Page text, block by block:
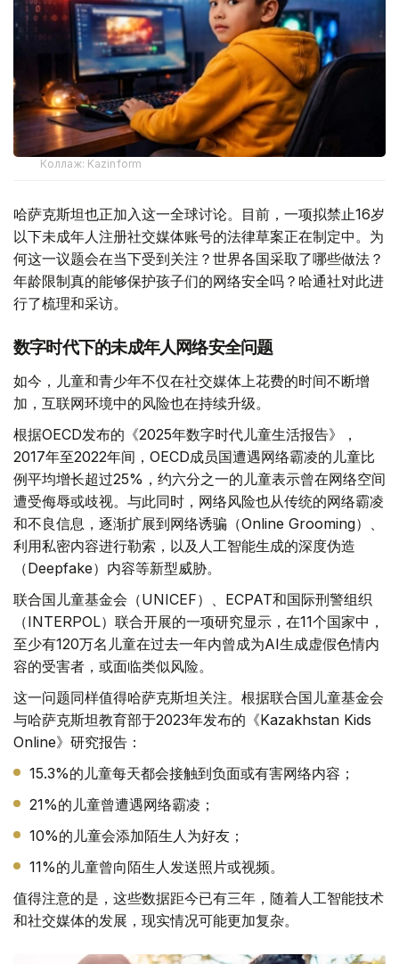
Коллаж: Kazinform
哈萨克斯坦也正加入这一全球讨论。目前，一项拟禁止16岁
以下未成年人注册社交媒体账号的法律草案正在制定中。为
何这一议题会在当下受到关注？世界各国采取了哪些做法？
年龄限制真的能够保护孩子们的网络安全吗？哈通社对此进
行了梳理和采访。
数字时代下的未成年人网络安全问题
如今，儿童和青少年不仅在社交媒体上花费的时间不断增
加，互联网环境中的风险也在持续升级。
根据OECD发布的《2025年数字时代儿童生活报告》，
2017年至2022年间，OECD成员国遭遇网络霸凌的儿童比
例平均增长超过25%，约六分之一的儿童表示曾在网络空间
遭受侮辱或歧视。与此同时，网络风险也从传统的网络霸凌
和不良信息，逐渐扩展到网络诱骗（Online Grooming）、
利用私密内容进行勒索，以及人工智能生成的深度伪造
（Deepfake）内容等新型威胁。
联合国儿童基金会（UNICEF）、ECPAT和国际刑警组织
（INTERPOL）联合开展的一项研究显示，在11个国家中，
至少有120万名儿童在过去一年内曾成为AI生成虚假色情内
容的受害者，或面临类似风险。
这一问题同样值得哈萨克斯坦关注。根据联合国儿童基金会
与哈萨克斯坦教育部于2023年发布的《Kazakhstan Kids
Online》研究报告：
15.3%的儿童每天都会接触到负面或有害网络内容；
21%的儿童曾遭遇网络霸凌；
10%的儿童会添加陌生人为好友；
11%的儿童曾向陌生人发送照片或视频。
值得注意的是，这些数据距今已有三年，随着人工智能技术
和社交媒体的发展，现实情况可能更加复杂。